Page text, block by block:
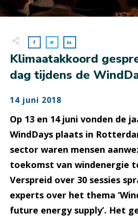
Klimaatakkoord
dag tijdens de
14 juni 2018
Op 13 en 14 juni vonden de
WindDays plaats in
sector waren mensen
toekomst van windenergie
Verspreid over 30 sessies
experts over het thema
future energy supply’. Het